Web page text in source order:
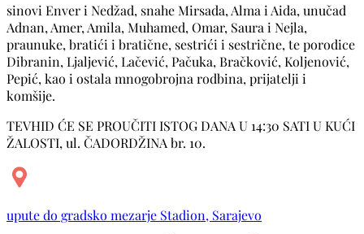
sinovi Enver i Nedžad, snahe Mirsada, Alma i Aida, unučad
Adnan, Amer, Amila, Muhamed, Omar, Saura i Nejla,
praunuke, bratići i bratične, sestrići i sestrične, te porodice
Dibranin, Ljaljević, Lačević, Pačuka, Bračković, Koljenović,
Pepić, kao i ostala mnogobrojna rodbina, prijatelji i
komšije.
TEVHID ĆE SE PROUČITI ISTOG DANA U 14:30 SATI U KUĆI
ŽALOSTI, ul. ČADORDŽINA br. 10.
upute do gradsko mezarje Stadion, Sarajevo